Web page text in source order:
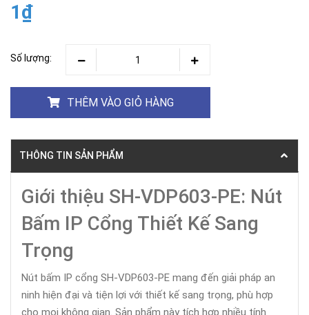
1₫
Số lượng:
THÊM VÀO GIỎ HÀNG
THÔNG TIN SẢN PHẨM
Giới thiệu SH-VDP603-PE: Nút
Bấm IP Cổng Thiết Kế Sang
Trọng
Nút bấm IP cổng SH-VDP603-PE mang đến giải pháp an
ninh hiện đại và tiện lợi với thiết kế sang trọng, phù hợp
cho mọi không gian. Sản phẩm này tích hợp nhiều tính